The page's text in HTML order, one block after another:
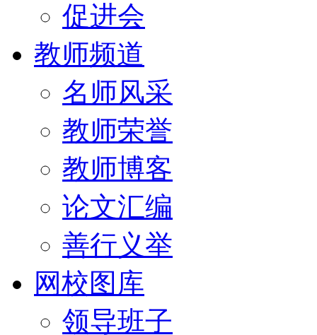
促进会
教师频道
名师风采
教师荣誉
教师博客
论文汇编
善行义举
网校图库
领导班子